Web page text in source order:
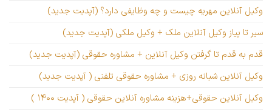
وکیل آنلاین مهریه چیست و چه وظایفی دارد؟ (آپدیت جدید)
سیر تا پیاز وکیل آنلاین ملک + وکیل ملکی (آپدیت جدید)
قدم به قدم تا گرفتن وکیل آنلاین + مشاوره حقوقی (آپدیت جدید)
وکیل آنلاین شبانه روزی + مشاوره حقوقی تلفنی ( آپدیت جدید)
وکیل آنلاین حقوقی+هزینه مشاوره آنلاین حقوقی ( آپدیت ۱۴۰۰ )